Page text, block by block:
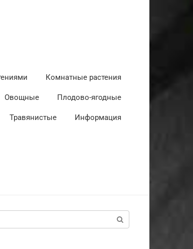
Комнатные растения
Овощные Плодово-ягодные
Травянистые Информация